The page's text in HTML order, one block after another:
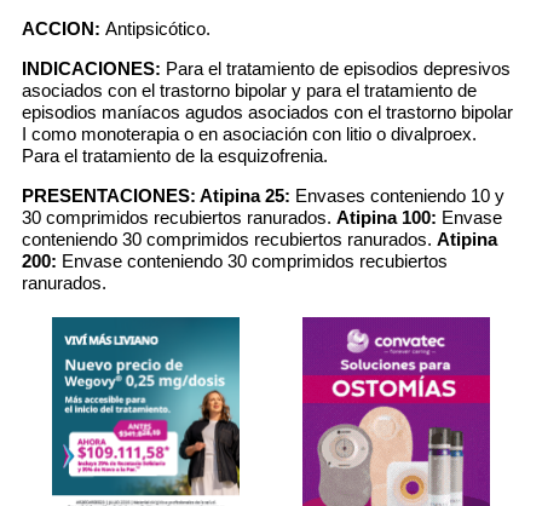
ACCION: Antipsicótico.
INDICACIONES: Para el tratamiento de episodios depresivos
asociados con el trastorno bipolar y para el tratamiento de
episodios maníacos agudos asociados con el trastorno bipolar
I como monoterapia o en asociación con litio o divalproex.
Para el tratamiento de la esquizofrenia.
PRESENTACIONES: Atipina 25: Envases conteniendo 10 y
30 comprimidos recubiertos ranurados. Atipina 100: Envase
conteniendo 30 comprimidos recubiertos ranurados. Atipina
200: Envase conteniendo 30 comprimidos recubiertos
ranurados.